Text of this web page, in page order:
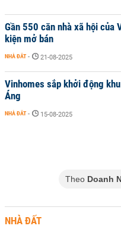
Gần 550 căn nhà xã hội của
kiện mở bán
NHÀ ĐẤT - 21-08-2025
Vinhomes sắp khởi động
Áng
NHÀ ĐẤT - 15-08-2025
Theo Doanh
NHÀ ĐẤT